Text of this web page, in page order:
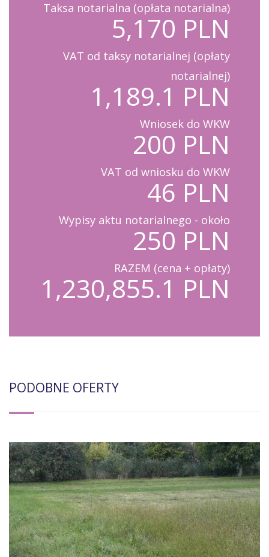
Taksa notarialna (opłata notarialna)
5,170 PLN
VAT od taksy notarialnej (opłaty
notarialnej)
1,189.1 PLN
Wniosek do WKW
200 PLN
VAT od wniosku do WKW
46 PLN
Wypisy aktu notarialnego - około
250 PLN
RAZEM (cena + opłaty)
1,230,855.1 PLN
PODOBNE OFERTY